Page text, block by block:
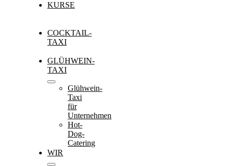
KURSE
COCKTAIL-
TAXI
GLÜHWEIN-
TAXI
Glühwein-
Taxi
für
Unternehmen
Hot-
Dog-
Catering
WIR